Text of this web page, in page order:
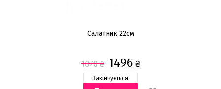
Салатник 22см
1870₴ 1496₴
Закінчується